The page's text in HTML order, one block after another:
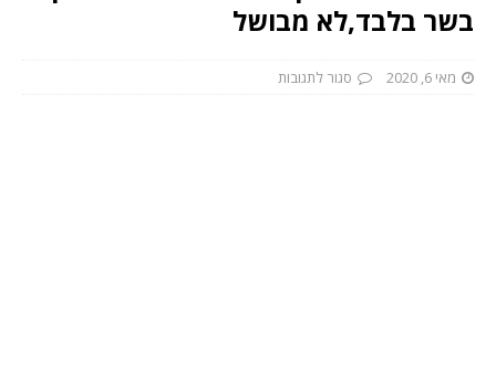
בשר בלבד,לא מבושל
מאי 6, 2020 סגור לתגובות